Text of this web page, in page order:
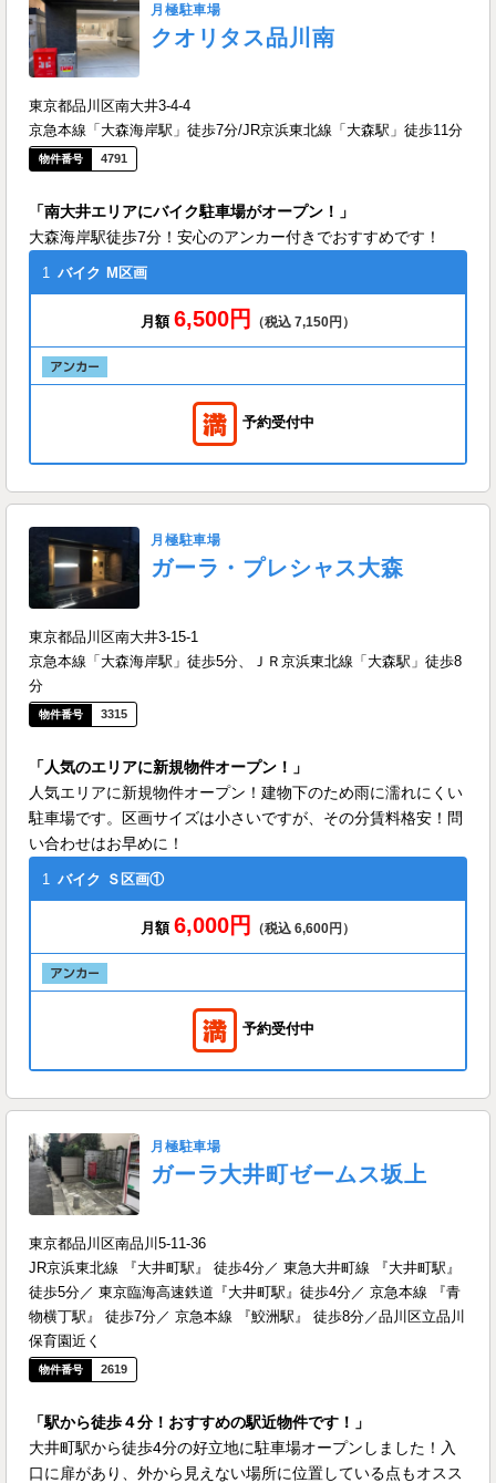
月極駐車場
クオリタス品川南
東京都品川区南大井3-4-4
京急本線「大森海岸駅」徒歩7分/JR京浜東北線「大森駅」徒歩11分
4791
「南大井エリアにバイク駐車場がオープン！」
大森海岸駅徒歩7分！安心のアンカー付きでおすすめです！
1 バイク M区画
月額 6,500円 （税込 7,150円）
予約受付中
月極駐車場
ガーラ・プレシャス大森
東京都品川区南大井3-15-1
京急本線「大森海岸駅」徒歩5分、ＪＲ京浜東北線「大森駅」徒歩8
分
3315
「人気のエリアに新規物件オープン！」
人気エリアに新規物件オープン！建物下のため雨に濡れにくい
駐車場です。区画サイズは小さいですが、その分賃料格安！問
い合わせはお早めに！
1 バイク Ｓ区画①
月額 6,000円 （税込 6,600円）
予約受付中
月極駐車場
ガーラ大井町ゼームス坂上
東京都品川区南品川5-11-36
JR京浜東北線 『大井町駅』 徒歩4分／ 東急大井町線 『大井町駅』
徒歩5分／ 東京臨海高速鉄道『大井町駅』徒歩4分／ 京急本線 『青
物横丁駅』 徒歩7分／ 京急本線 『鮫洲駅』 徒歩8分／品川区立品川
保育園近く
2619
「駅から徒歩４分！おすすめの駅近物件です！」
大井町駅から徒歩4分の好立地に駐車場オープンしました！入
口に扉があり、外から見えない場所に位置している点もオスス